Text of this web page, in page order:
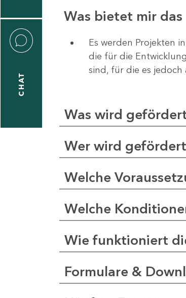
CHAT
Was bietet mir
Es werden Projekten
die für die
sind, für die es
Was wird
Wer wird
Welche
Welche
Wie funktioniert
Formulare &